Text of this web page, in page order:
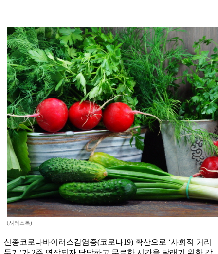
(셔터스톡)
신종코로나바이러스감염증(코로나19) 확산으로 ‘사회적 거리